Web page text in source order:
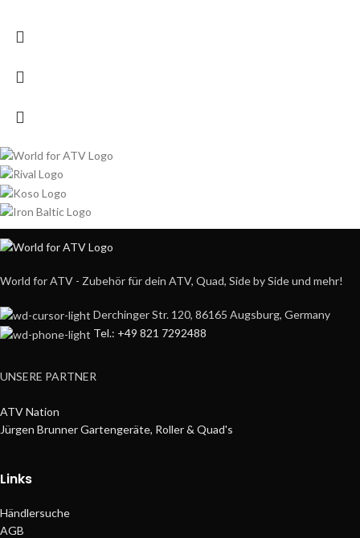
World for ATV - Zubehör für dein ATV, Quad, Side by Side und mehr!
Derchinger Str. 120, 86165 Augsburg, Germany
Tel.: +49 821 7292488
UNSERE PARTNER
ATV Nation
Jürgen Brunner Gartengeräte, Roller & Quad's
Links
Händlersuche
AGB